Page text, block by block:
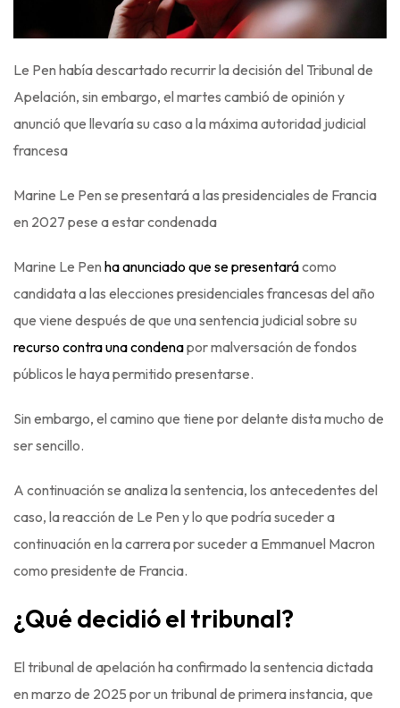
Le Pen había descartado recurrir la decisión del Tribunal de
Apelación, sin embargo, el martes cambió de opinión y
anunció que llevaría su caso a la máxima autoridad judicial
francesa
Marine Le Pen se presentará a las presidenciales de Francia
en 2027 pese a estar condenada
Marine Le Pen ha anunciado que se presentarácomo
candidata a las elecciones presidenciales francesas del año
que viene después de que una sentencia judicial sobre su
recurso contra una condenapor malversación de fondos
públicos le haya permitido presentarse.
Sin embargo, el camino que tiene por delante dista mucho de
ser sencillo.
A continuación se analiza la sentencia, los antecedentes del
caso, la reacción de Le Pen y lo que podría suceder a
continuación en la carrera por suceder a Emmanuel Macron
como presidente de Francia.
¿Qué decidió el tribunal?
El tribunal de apelación ha confirmado la sentencia dictada
en marzo de 2025 por un tribunal de primera instancia, que